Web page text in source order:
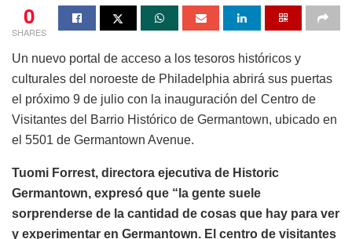
0
SHARES
Un nuevo portal de acceso a los tesoros históricos y
culturales del noroeste de Philadelphia abrirá sus puertas
el próximo 9 de julio con la inauguración del Centro de
Visitantes del Barrio Histórico de Germantown, ubicado en
el 5501 de Germantown Avenue.
Tuomi Forrest, directora ejecutiva de Historic
Germantown, expresó que “la gente suele
sorprenderse de la cantidad de cosas que hay para ver
y experimentar en Germantown. El centro de visitantes